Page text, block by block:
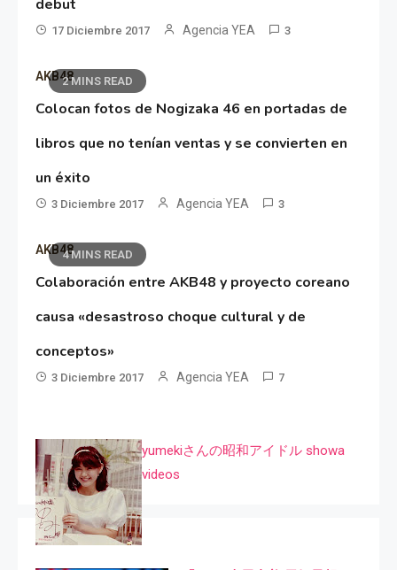
debut
17 Diciembre 2017 Agencia YEA 3
2 MINS READ
AKB48
Colocan fotos de Nogizaka 46 en portadas de
libros que no tenían ventas y se convierten en
un éxito
3 Diciembre 2017 Agencia YEA 3
4 MINS READ
AKB48
Colaboración entre AKB48 y proyecto coreano
causa «desastroso choque cultural y de
conceptos»
3 Diciembre 2017 Agencia YEA 7
yumekiさんの昭和アイドル showa
videos